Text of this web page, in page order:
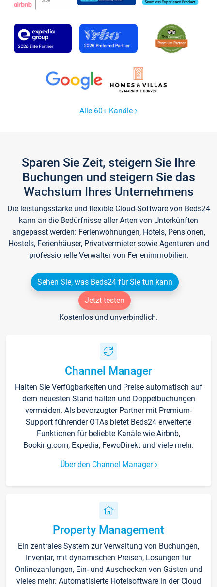
Alle 60+ Kanäle
Sparen Sie Zeit, steigern Sie Ihre
Buchungen und steigern Sie das
Wachstum Ihres Unternehmens
Die leistungsstarke und flexible Cloud-Software von Beds24
kann an die Bedürfnisse aller Arten von Unterkünften
angepasst werden: Ferienwohnungen, Hotels, Pensionen,
Hostels, Ferienhäuser, Privatvermieter sowie Agenturen und
professionelle Verwalter von Ferienimmobilien.
Sehen Sie, was Beds24 für Sie tun kann
Jetzt testen
Kostenlos und unverbindlich.
Channel Manager
Halten Sie Verfügbarkeiten und Preise automatisch auf
dem neuesten Stand halten und Doppelbuchungen
vermeiden. Als bevorzugter Partner mit Premium-
Support führender OTAs bietet Beds24 erweiterte
Funktionen für beliebte Kanäle wie Airbnb,
Booking.com, Expedia, FewoDirekt und viele mehr.
Über den Channel Manager
Property Management
Ein zentrales System zur Verwaltung von Buchungen,
Inventar, mit dynamischen Preisen, Lösungen für
Onlinezahlungen, Ein- und Auschecken von Gästen und
vieles mehr. Automatisierte Hotelsoftware in der Cloud